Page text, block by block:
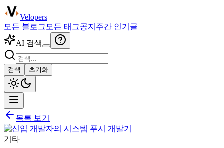
Velopers
모든 블로그 모든 태그공지 주간 인기글
AI 검색
검색 초기화
목록 보기
기타